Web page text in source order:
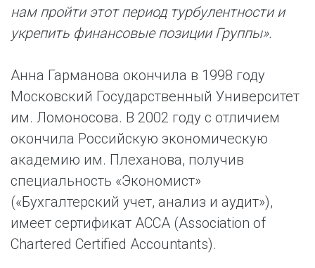
нам пройти этот период турбулентности и
укрепить финансовые позиции Группы».
Анна Гарманова окончила в 1998 году
Московский Государственный Университет
им. Ломоносова. В 2002 году с отличием
окончила Российскую экономическую
академию им. Плеханова, получив
специальность «Экономист»
(«Бухгалтерский учет, анализ и аудит»),
имеет сертификат ACCA (Association of
Chartered Certified Accountants).